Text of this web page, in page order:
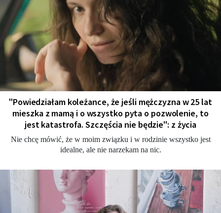
"Powiedziałam koleżance, że jeśli mężczyzna w 25 lat
mieszka z mamą i o wszystko pyta o pozwolenie, to
jest katastrofa. Szczęścia nie będzie": z życia
Nie chcę mówić, że w moim związku i w rodzinie wszystko jest
idealne, ale nie narzekam na nic.